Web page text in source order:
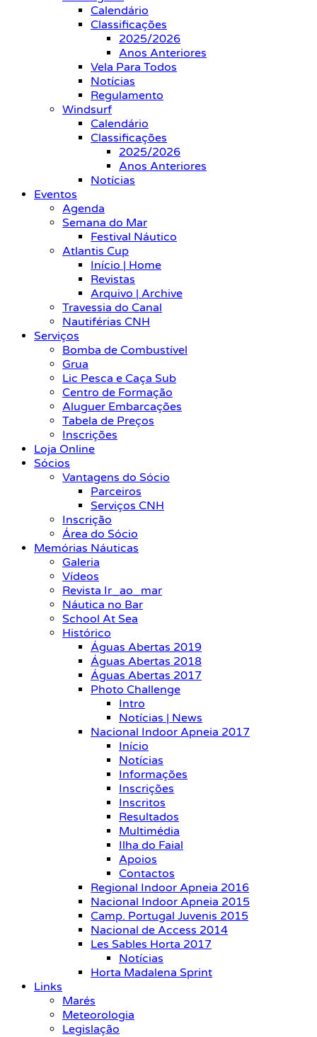
Calendário
Classificações
2025/2026
Anos Anteriores
Vela Para Todos
Notícias
Regulamento
Windsurf
Calendário
Classificações
2025/2026
Anos Anteriores
Notícias
Eventos
Agenda
Semana do Mar
Festival Náutico
Atlantis Cup
Início | Home
Revistas
Arquivo | Archive
Travessia do Canal
Nautiférias CNH
Serviços
Bomba de Combustível
Grua
Lic Pesca e Caça Sub
Centro de Formação
Aluguer Embarcações
Tabela de Preços
Inscrições
Loja Online
Sócios
Vantagens do Sócio
Parceiros
Serviços CNH
Inscrição
Área do Sócio
Memórias Náuticas
Galeria
Vídeos
Revista Ir_ao_mar
Náutica no Bar
School At Sea
Histórico
Águas Abertas 2019
Águas Abertas 2018
Águas Abertas 2017
Photo Challenge
Intro
Notícias | News
Nacional Indoor Apneia 2017
Início
Notícias
Informações
Inscrições
Inscritos
Resultados
Multimédia
Ilha do Faial
Apoios
Contactos
Regional Indoor Apneia 2016
Nacional Indoor Apneia 2015
Camp. Portugal Juvenis 2015
Nacional de Access 2014
Les Sables Horta 2017
Notícias
Horta Madalena Sprint
Links
Marés
Meteorologia
Legislação